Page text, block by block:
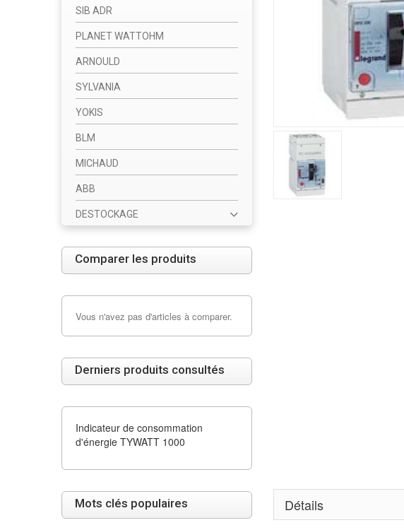
Détails
SIB ADR
PLANET WATTOHM
ARNOULD
SYLVANIA
YOKIS
BLM
MICHAUD
ABB
DESTOCKAGE
Comparer les produits
Vous n'avez pas d'articles à comparer.
Derniers produits consultés
Indicateur de consommation
d'énergie TYWATT 1000
Mots clés populaires